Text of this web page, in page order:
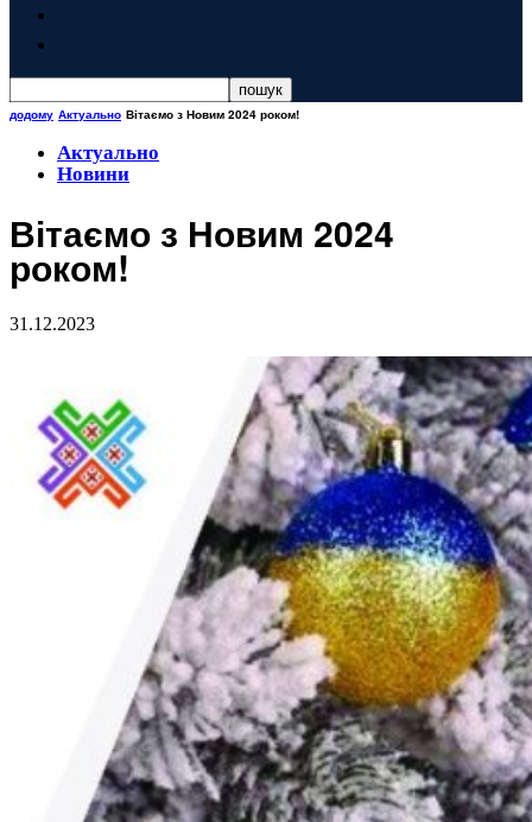
додому Актуально Вітаємо з Новим 2024 роком!
Актуально
Новини
Вітаємо з Новим 2024
роком!
31.12.2023